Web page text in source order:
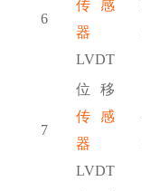
6
传感
器
LVDT
7
位移
传感
器
LVDT